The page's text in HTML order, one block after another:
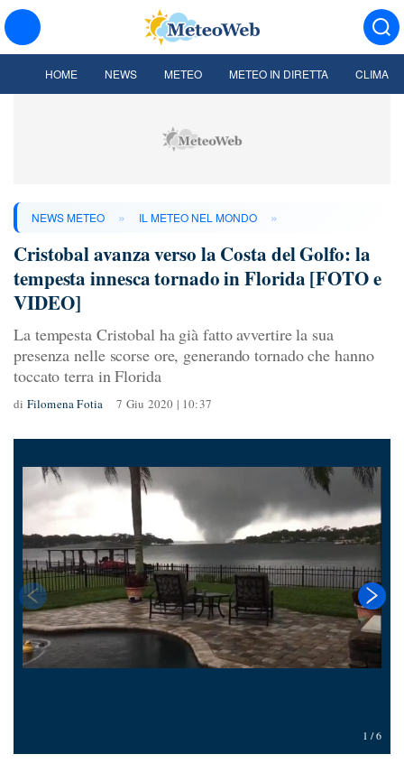
HOME NEWS METEO METEO IN DIRETTA CLIMA
NEWS METEO » IL METEO NEL MONDO »
Cristobal avanza verso la Costa del Golfo: la
tempesta innesca tornado in Florida [FOTO e
VIDEO]
La tempesta Cristobal ha già fatto avvertire la sua
presenza nelle scorse ore, generando tornado che hanno
toccato terra in Florida
di Filomena Fotia 7 Giu 2020 | 10:37
1 /6